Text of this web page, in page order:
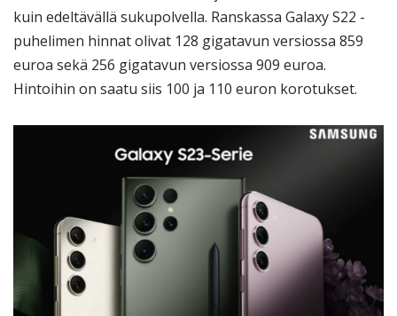
kuin edeltävällä sukupolvella. Ranskassa Galaxy S22 -
puhelimen hinnat olivat 128 gigatavun versiossa 859
euroa sekä 256 gigatavun versiossa 909 euroa.
Hintoihin on saatu siis 100 ja 110 euron korotukset.